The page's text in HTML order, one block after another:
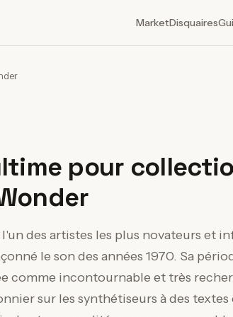
MarketDisquaires
pour
des artistes les plus novateurs et
le son des années 1970. Sa
comme incontournable et très
sur les synthétiseurs à des